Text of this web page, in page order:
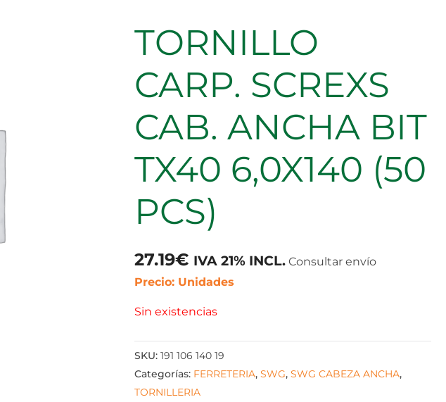
TORNILLO
CARP. SCREXS
CAB. ANCHA BIT
TX40 6,0X140 (50
PCS)
27.19€ IVA 21% INCL. Consultar envío
Precio: Unidades
Sin existencias
SKU:191 106 140 19
Categorías: FERRETERIA,SWG,SWG CABEZA ANCHA,
TORNILLERIA